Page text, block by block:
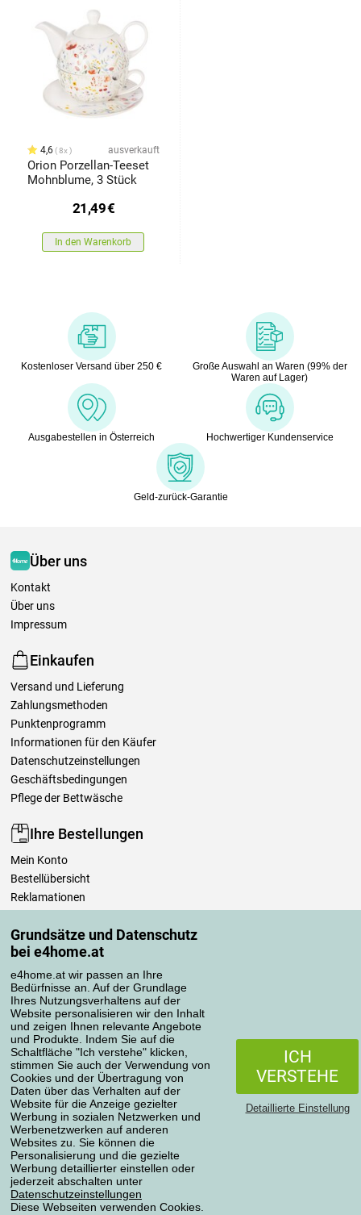
Grundsätze und Datenschutz
bei e4home.at
e4home.at wir passen an Ihre
Bedürfnisse an. Auf der Grundlage
Ihres Nutzungsverhaltens auf der
Website personalisieren wir den Inhalt
und zeigen Ihnen relevante Angebote
und Produkte. Indem Sie auf die
Schaltfläche "Ich verstehe" klicken,
stimmen Sie auch der Verwendung von
Cookies und der Übertragung von
Daten über das Verhalten auf der
Website für die Anzeige gezielter
Werbung in sozialen Netzwerken und
Werbenetzwerken auf anderen
Websites zu. Sie können die
Personalisierung und die gezielte
Werbung detaillierter einstellen oder
jederzeit abschalten unter
Datenschutzeinstellungen
Diese Webseiten verwenden Cookies.
ICH
VERSTEHE
Detaillierte Einstellung
4,6 8x ausverkauft
Orion Porzellan-Teeset
Mohnblume, 3 Stück
21,49€
In den Warenkorb
Kostenloser Versand über 250 €
Große Auswahl an Waren (99% der
Waren auf Lager)
Ausgabestellen in Österreich Hochwertiger Kundenservice
Geld-zurück-Garantie
Über uns
Kontakt
Über uns
Impressum
Einkaufen
Versand und Lieferung
Zahlungsmethoden
Punktenprogramm
Informationen für den Käufer
Datenschutzeinstellungen
Geschäftsbedingungen
Pflege der Bettwäsche
Ihre Bestellungen
Mein Konto
Bestellübersicht
Reklamationen
Einfach mehr wissen
Richtlinien zur Verarbeitung von Bewertungen
Transportarten
Zahlungsmethoden
Datenschutzerklärung